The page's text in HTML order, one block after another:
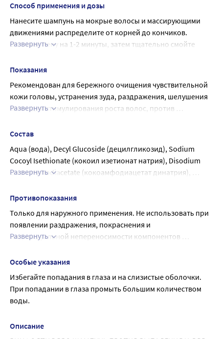
Способ применения и дозы
Нанесите шампунь на мокрые волосы и массирующими
движениями распределите от корней до кончиков.
Оставьте пену на 1-2 минуты, затем тщательно смойте
При необходимости повторите.
Развернуть
Показания
Рекомендован для бережного очищения чувствительной
кожи головы, устранения зуда, раздражения, шелушения
кожи, для стимулирования роста волос, против
Развернуть
Состав
Aqua (вода), Decyl Glucoside (децилгликозид), Sodium
Cocoyl Isethionate (кокоил изетионат натрия), Disodium
Cocoamphodiacetate (кокоамфодиацетат динатрия),
(поликватерниум-7), Salvia Officinalis Extract (экстракт
Glycyrrhiza Glabra Root Extract (экстракт солодки),
Rosmarinus Officinalis Extract (экстракт розмарина),
Sodium Chloride (натрия хлорид), Phenoxyethanol
(этилгексилглицерин), Citric Acid (лимонная кислота),
PEG-40 Hydrogenated Castor Oil (ПЭГ-40), Panthenol (Д-
пантенол), Aloe Barbadensis Leaf Gel (гель алоэ-вера),
Disodium EDTA (ЭДТА), Simmondsia Chinensis Seed Oil
Hydrolyzed Wheat Proteins (гидролизованные протеины
пшеницы), Hydrolyzed Rye Proteins (гидролизованные
Развернуть
Противопоказания
Только для наружного применения. Не использовать при
появлении раздражения, покраснения и
индивидуальной непереносимости компонентов
Развернуть
Особые указания
Избегайте попадания в глаза и на слизистые оболочки.
При попадании в глаза промыть большим количеством
воды.
Описание